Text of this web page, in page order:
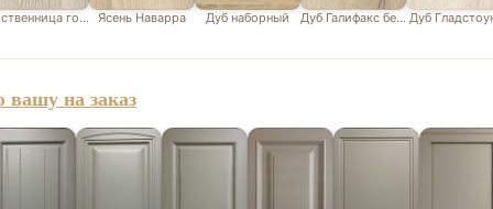
горная белая
Ясень Наварра Дуб наборный Дуб Галифакс белыйДуб
на заказ